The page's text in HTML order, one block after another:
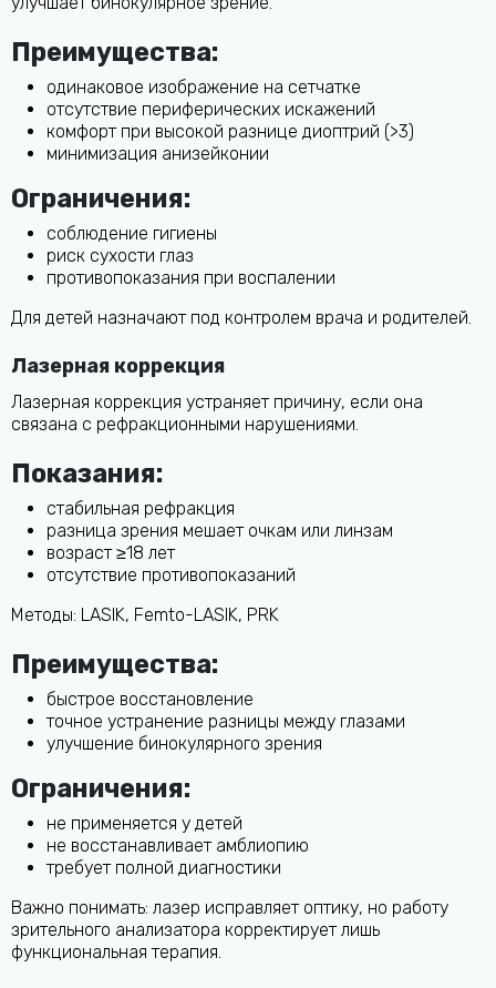
Преимущества:
одинаковое изображение на сетчатке
отсутствие периферических искажений
комфорт при высокой разнице диоптрий (>3)
минимизация анизейконии
Ограничения:
соблюдение гигиены
риск сухости глаз
противопоказания при воспалении
Для детей назначают под контролем врача и родителей.
Лазерная коррекция
Лазерная коррекция устраняет причину, если она
связана с рефракционными нарушениями.
Показания:
стабильная рефракция
разница зрения мешает очкам или линзам
возраст ≥18 лет
отсутствие противопоказаний
Методы: LASIK, Femto-LASIK, PRK
Преимущества:
быстрое восстановление
точное устранение разницы между глазами
улучшение бинокулярного зрения
Ограничения:
не применяется у детей
не восстанавливает амблиопию
требует полной диагностики
Важно понимать: лазер исправляет оптику, но работу
зрительного анализатора корректирует лишь
функциональная терапия.